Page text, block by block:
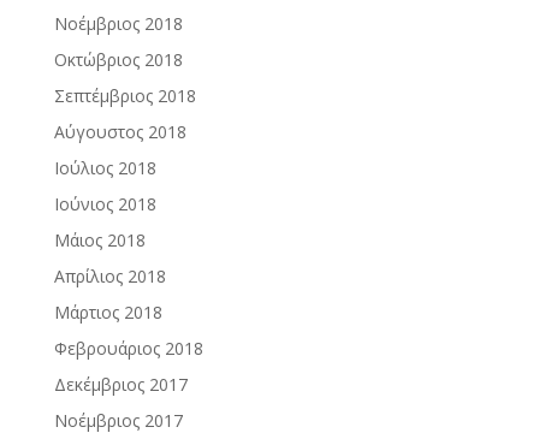
Νοέμβριος 2018
Οκτώβριος 2018
Σεπτέμβριος 2018
Αύγουστος 2018
Ιούλιος 2018
Ιούνιος 2018
Μάιος 2018
Απρίλιος 2018
Μάρτιος 2018
Φεβρουάριος 2018
Δεκέμβριος 2017
Νοέμβριος 2017